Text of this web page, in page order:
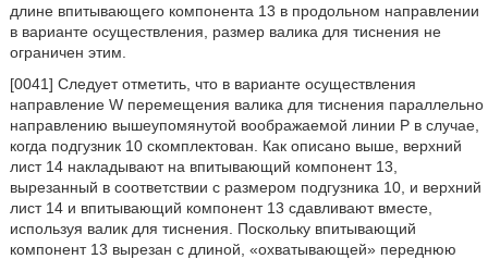
длине впитывающего компонента 13 в продольном направлении
в варианте осуществления, размер валика для тиснения не
ограничен этим.
[0041] Следует отметить, что в варианте осуществления
направление W перемещения валика для тиснения параллельно
направлению вышеупомянутой воображаемой линии Р в случае,
когда подгузник 10 скомплектован. Как описано выше, верхний
лист 14 накладывают на впитывающий компонент 13,
вырезанный в соответствии с размером подгузника 10, и верхний
лист 14 и впитывающий компонент 13 сдавливают вместе,
используя валик для тиснения. Поскольку впитывающий
компонент 13 вырезан с длиной, «охватывающей» переднюю